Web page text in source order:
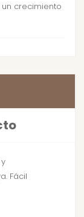
crecimiento
Fácil